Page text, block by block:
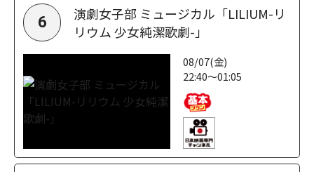
6
演劇女子部 ミュージカル「LILIUM-リ
リウム 少女純潔歌劇-」
08/07(金)
22:40～01:05